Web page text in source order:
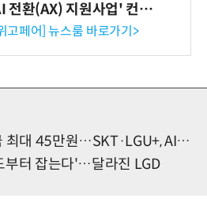
전환(AX) 지원사업' 컨소
엄 선정
고페어] 뉴스룸 바로가기>
만원…SKT·LGU+, AI 통화녹음 앞세워
부터 잡는다'…달라진 LGD